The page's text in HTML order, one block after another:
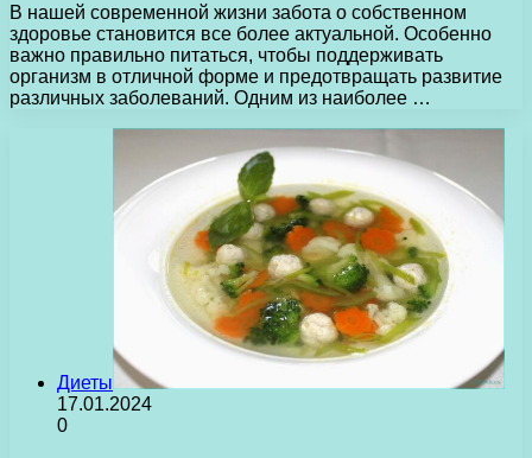
В нашей современной жизни забота о собственном
здоровье становится все более актуальной. Особенно
важно правильно питаться, чтобы поддерживать
организм в отличной форме и предотвращать развитие
различных заболеваний. Одним из наиболее …
Диеты
17.01.2024
0